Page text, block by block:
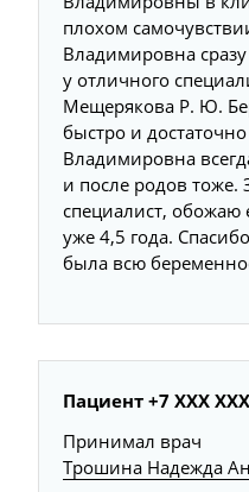
плохом
Владимировна
у отличного
Мещерякова Р. Ю.
быстро и
Владимировна
и после родов тоже.
специалист, обожаю
уже 4,5 года.
была всю
Пациент +7 ХХХ
Принимал врач
Трошина Надежда